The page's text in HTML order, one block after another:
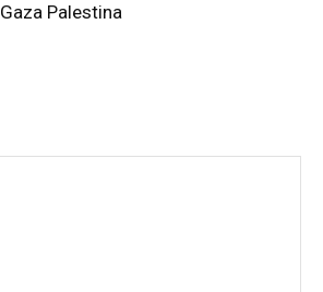
Gaza Palestina